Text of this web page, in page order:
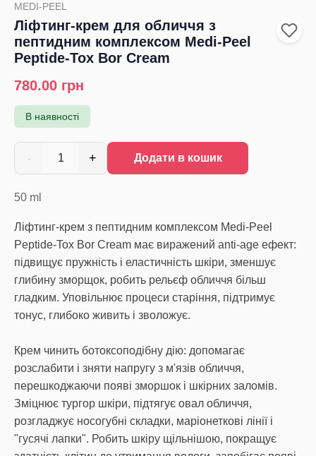
MEDI-PEEL
Ліфтинг-крем для обличчя з
пептидним комплексом Medi-Peel
Peptide-Tox Bor Cream
780.00 грн
В наявності
- 1 + Додати в кошик
50 ml
Ліфтинг-крем з пептидним комплексом Medi-Peel
Peptide-Tox Bor Cream має виражений anti-age ефект:
підвищує пружність і еластичність шкіри, зменшує
глибину зморщок, робить рельєф обличчя більш
гладким. Уповільнює процеси старіння, підтримує
тонус, глибоко живить і зволожує.
Крем чинить ботоксоподібну дію: допомагає
розслабити і зняти напругу з м'язів обличчя,
перешкоджаючи появі зморшок і шкірних заломів.
Зміцнює тургор шкіри, підтягує овал обличчя,
розгладжує носогубні складки, маріонеткові лінії і
"гусячі лапки". Робить шкіру щільнішою, покращує